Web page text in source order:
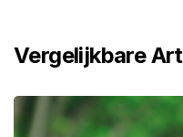
Vergelijkbare